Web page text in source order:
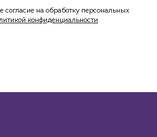
согласие на обработку персональных
конфиденциальности